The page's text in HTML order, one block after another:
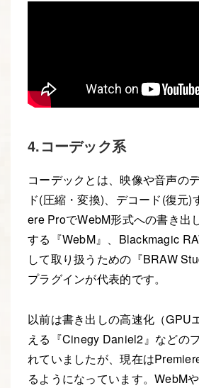
4.コーデック系
コーデックとは、映像や音声の
ド(圧縮・変換)、デコード(復元)
ere ProでWebM形式への書き出
する『WebM』、Blackmagic
して取り扱うための『BRAW
プラグインが代表的です。
以前は書き出しの高速化（GPU
える『Cinegy Daniel2』などの
れていましたが、現在は
るようになっています。WebM